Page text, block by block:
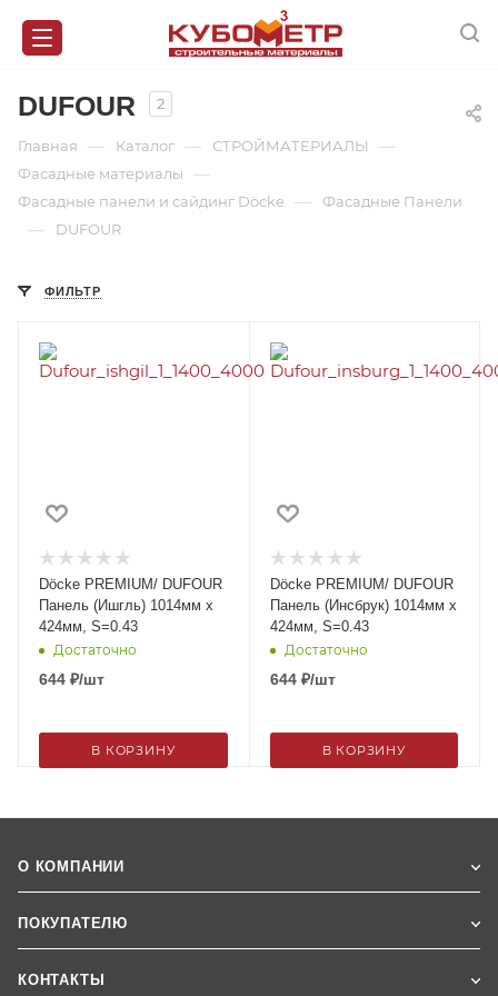
DUFOUR 2
Главная — Каталог — СТРОЙМАТЕРИАЛЫ —
Фасадные материалы —
Фасадные панели и сайдинг Döcke — Фасадные Панели
— DUFOUR
ФИЛЬТР
Döcke PREMIUM/ DUFOUR
Панель (Ишгль) 1014мм х
424мм, S=0.43
Достаточно
644 ₽/шт
В КОРЗИНУ
Döcke PREMIUM/ DUFOUR
Панель (Инсбрук) 1014мм х
424мм, S=0.43
Достаточно
644₽/шт
В КОРЗИНУ
О КОМПАНИИ
ПОКУПАТЕЛЮ
КОНТАКТЫ